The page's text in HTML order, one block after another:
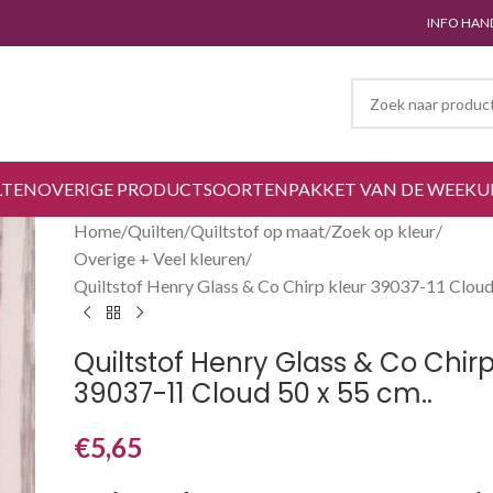
INFO
OVERIGE PRODUCTSOORTENPAKKET VAN DE WEEK
Home Quilten Quiltstof op maat Zoek op kleur
Overige + Veel kleuren
Quiltstof Henry Glass & Co Chirp kleur 39037-11
Quiltstof Henry Glass & Co
39037-11 Cloud 50 x 55 cm..
€5,65